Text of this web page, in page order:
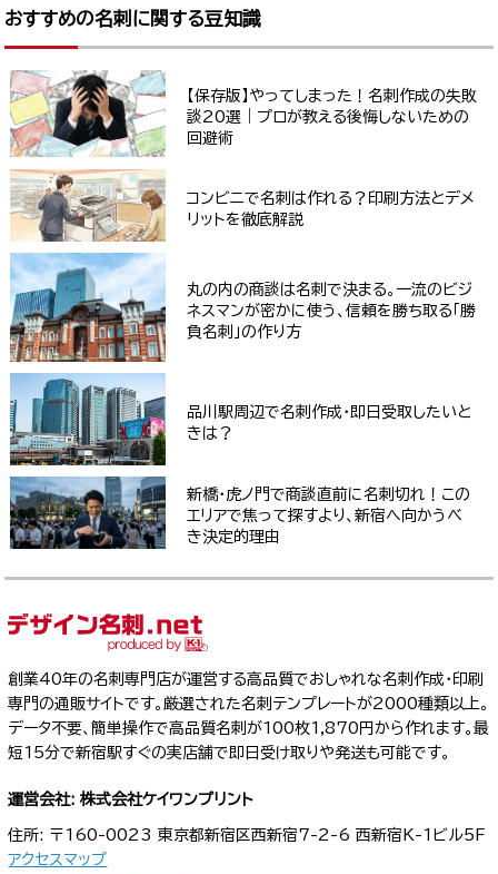
おすすめの名刺に関する豆知識
【保存版】やってしまった！名刺作成の失敗
談20選｜プロが教える後悔しないための
回避術
コンビニで名刺は作れる？印刷方法とデメ
リットを徹底解説
丸の内の商談は名刺で決まる。一流のビジ
ネスマンが密かに使う、信頼を勝ち取る「勝
負名刺」の作り方
品川駅周辺で名刺作成・即日受取したいと
きは？
新橋・虎ノ門で商談直前に名刺切れ！この
エリアで焦って探すより、新宿へ向かうべ
き決定的理由
創業40年の名刺専門店が運営する高品質でおしゃれな名刺作成・印刷
専門の通販サイトです。厳選された名刺テンプレートが2000種類以上。
データ不要、簡単操作で高品質名刺が100枚1,870円から作れます。最
短15分で新宿駅すぐの実店舗で即日受け取りや発送も可能です。
運営会社: 株式会社ケイワンプリント
住所: 〒160-0023 東京都新宿区西新宿7-2-6 西新宿K-1ビル5F
アクセスマップ